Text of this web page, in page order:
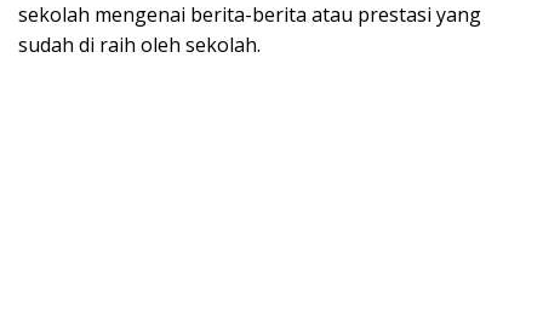
sekolah mengenai berita-berita atau prestasi yang
sudah di raih oleh sekolah.